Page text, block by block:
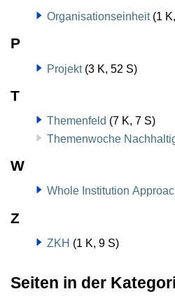
Organisationseinheit (1
P
Projekt (3 K, 52 S)
T
Themenfeld (7 K, 7 S)
Themenwoche
W
Whole Institution
Z
ZKH (1 K, 9 S)
Seiten in der